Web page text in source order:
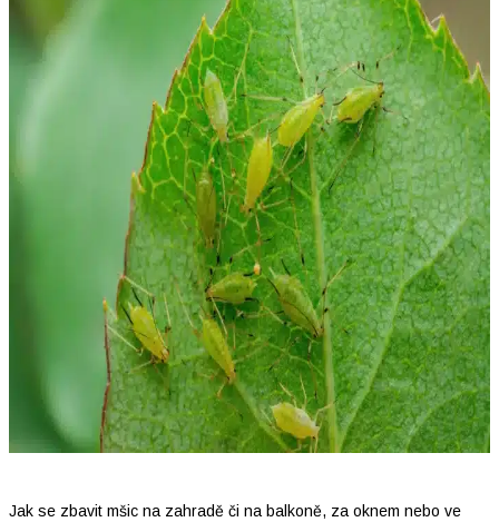
Jak se zbavit mšic na zahradě či na balkoně, za oknem nebo ve